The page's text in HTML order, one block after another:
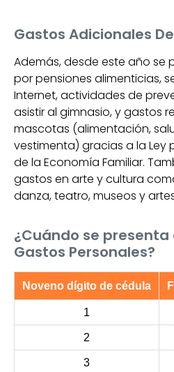
Gastos Adicionales
Además, desde este año se
por pensiones alimenticias,
Internet, actividades de
asistir al gimnasio, y gastos
mascotas (alimentación,
vestimenta) gracias a la Ley
de la Economía Familiar.
gastos en arte y cultura
danza, teatro, museos y
¿Cuándo se presenta
Gastos Personales?
Noveno dígito de cédula
1
2
3